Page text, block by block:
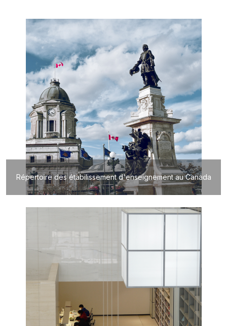
Répertoire des étabilissement d'enseignement au Canada